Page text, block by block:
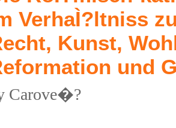
VerhaÌ?ltniss
Kunst,
und
Carove�?